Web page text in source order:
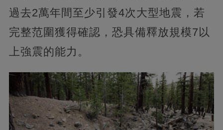
過去2萬年間至少引發4次大型地震，若
完整范圍獲得確認，恐具備釋放規模7以
上強震的能力。